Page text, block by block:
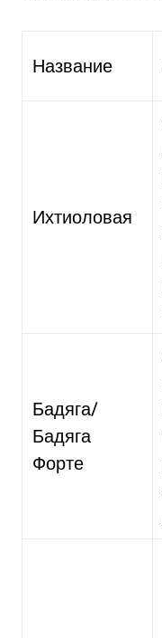
Название
Ихтиоловая
Бадяга/
Бадяга
Форте